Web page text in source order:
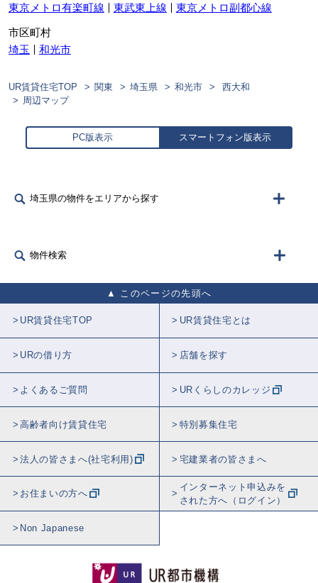
東京メトロ有楽町線
東武東上線 東京メトロ副都心線
市区町村
埼玉
和光市
UR賃貸住宅TOP 関東 埼玉県 和光市
西大和
周辺マップ
PC版表示 スマートフォン版表示
埼玉県の物件をエリアから探す
物件検索
このページの先頭へ
UR賃貸住宅TOP UR賃貸住宅とは
URの借り方 店舗を探す
よくあるご質問 URくらしのカレッジ
高齢者向け賃貸住宅 特別募集住宅
法人の皆さまへ(社宅利用) 宅建業者の皆さまへ
お住まいの方へ
インターネット申込みを
された方へ（ログイン）
Non Japanese